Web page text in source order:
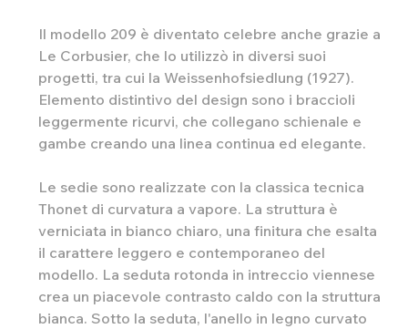
Il modello 209 è diventato celebre anche grazie a
Le Corbusier, che lo utilizzò in diversi suoi
progetti, tra cui la Weissenhofsiedlung (1927).
Elemento distintivo del design sono i braccioli
leggermente ricurvi, che collegano schienale e
gambe creando una linea continua ed elegante.
Le sedie sono realizzate con la classica tecnica
Thonet di curvatura a vapore. La struttura è
verniciata in bianco chiaro, una finitura che esalta
il carattere leggero e contemporaneo del
modello. La seduta rotonda in intreccio viennese
crea un piacevole contrasto caldo con la struttura
bianca. Sotto la seduta, l'anello in legno curvato